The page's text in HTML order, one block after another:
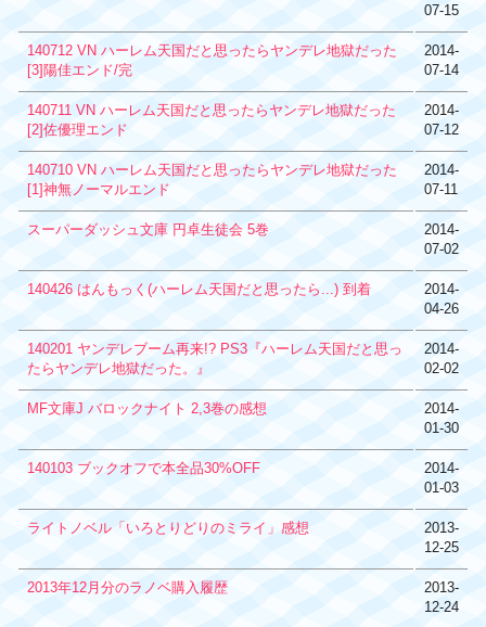
07-15
140712 VN ハーレム天国だと思ったらヤンデレ地獄だった
[3]陽佳エンド/完
2014-
07-14
140711 VN ハーレム天国だと思ったらヤンデレ地獄だった
[2]佐優理エンド
2014-
07-12
140710 VN ハーレム天国だと思ったらヤンデレ地獄だった
[1]神無ノーマルエンド
2014-
07-11
スーパーダッシュ文庫 円卓生徒会 5巻
2014-
07-02
140426 はんもっく(ハーレム天国だと思ったら...) 到着
2014-
04-26
140201 ヤンデレブーム再来!? PS3『ハーレム天国だと思っ
たらヤンデレ地獄だった。』
2014-
02-02
MF文庫J バロックナイト 2,3巻の感想
2014-
01-30
140103 ブックオフで本全品30%OFF
2014-
01-03
ライトノベル「いろとりどりのミライ」感想
2013-
12-25
2013年12月分のラノベ購入履歴
2013-
12-24